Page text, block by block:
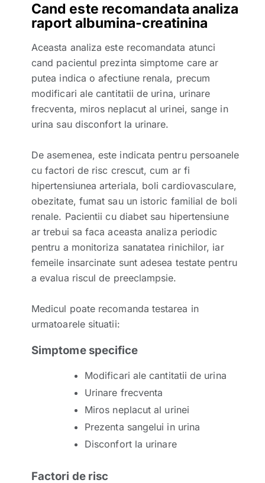
Cand este recomandata analiza
raport albumina-creatinina
Aceasta analiza este recomandata atunci
cand pacientul prezinta simptome care ar
putea indica o afectiune renala, precum
modificari ale cantitatii de urina, urinare
frecventa, miros neplacut al urinei, sange in
urina sau disconfort la urinare.
De asemenea, este indicata pentru persoanele
cu factori de risc crescut, cum ar fi
hipertensiunea arteriala, boli cardiovasculare,
obezitate, fumat sau un istoric familial de boli
renale. Pacientii cu diabet sau hipertensiune
ar trebui sa faca aceasta analiza periodic
pentru a monitoriza sanatatea rinichilor, iar
femeile insarcinate sunt adesea testate pentru
a evalua riscul de preeclampsie.
Medicul poate recomanda testarea in
urmatoarele situatii:
Simptome specifice
Modificari ale cantitatii de urina
Urinare frecventa
Miros neplacut al urinei
Prezenta sangelui in urina
Disconfort la urinare
Factori de risc